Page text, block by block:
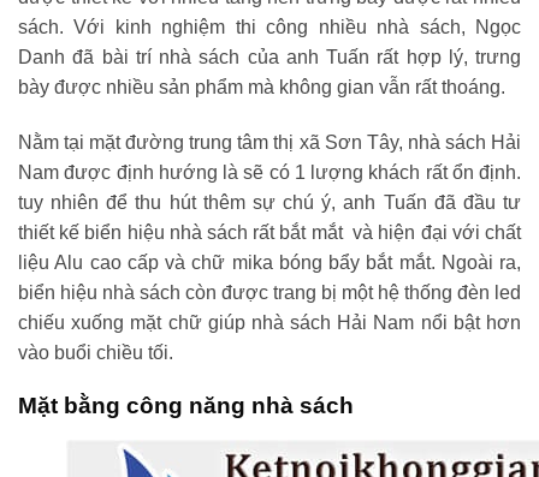
sách. Với kinh nghiệm thi công nhiều nhà sách, Ngọc
Danh đã bài trí nhà sách của anh Tuấn rất hợp lý, trưng
bày được nhiều sản phẩm mà không gian vẫn rất thoáng.
Nằm tại mặt đường trung tâm thị xã Sơn Tây, nhà sách Hải
Nam được định hướng là sẽ có 1 lượng khách rất ổn định.
tuy nhiên để thu hút thêm sự chú ý, anh Tuấn đã đầu tư
thiết kế biển hiệu nhà sách rất bắt mắt và hiện đại với chất
liệu Alu cao cấp và chữ mika bóng bẩy bắt mắt. Ngoài ra,
biển hiệu nhà sách còn được trang bị một hệ thống đèn led
chiếu xuống mặt chữ giúp nhà sách Hải Nam nổi bật hơn
vào buổi chiều tối.
Mặt bằng công năng nhà sách